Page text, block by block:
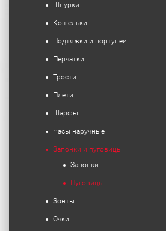
Шнурки
Кошельки
Подтяжки и портупеи
Перчатки
Трости
Плети
Шарфы
Часы наручные
Запонки и пуговицы
Запонки
Пуговицы
Зонты
Очки